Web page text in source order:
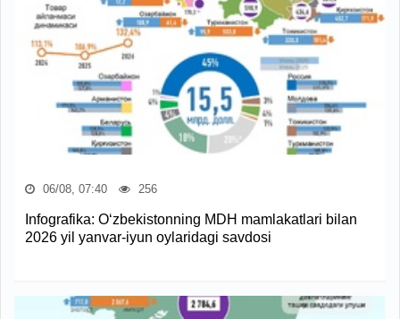
06/08, 07:40 256
Infografika: O‘zbekistonning MDH mamlakatlari bilan
2026 yil yanvar-iyun oylaridagi savdosi